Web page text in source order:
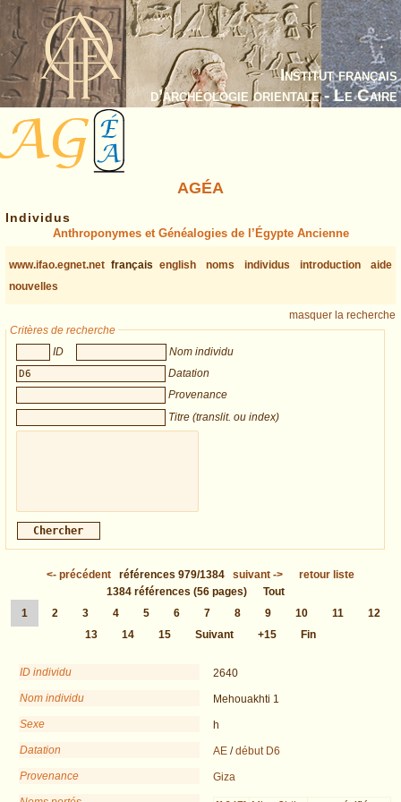
Institut français
d’archéologie orientale - Le Caire
AGÉA
Individus
Anthroponymes et Généalogies de l’Égypte Ancienne
www.ifao.egnet.net français english noms individus introduction
aide
nouvelles
masquer la recherche
Critères de recherche
ID
Nom individu
Datation
Provenance
Titre (translit. ou index)
<- précédent références 979/1384 suivant ->
retour liste
1384 références (56 pages)
Tout
1
2 3 4 5 6 7 8 9 10 11
12
13
14 15 Suivant +15 Fin
ID individu
2640
Nom individu
Mehouakhti 1
Sexe
h
Datation
AE /début D6
Provenance
Giza